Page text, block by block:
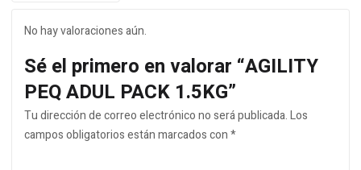
No hay valoraciones aún.
Sé el primero en valorar “AGILITY
PEQ ADUL PACK 1.5KG”
Tu dirección de correo electrónico no será publicada.Los
campos obligatorios están marcados con*